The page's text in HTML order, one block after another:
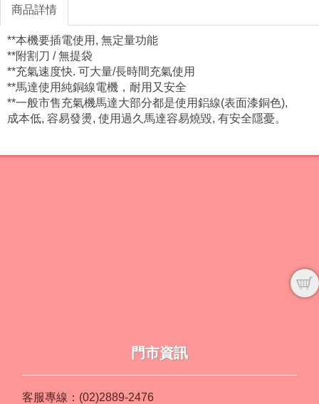
商品詳情
**本機要插電使用, 無定量功能
**附割刀 / 無提袋
**充氣速度快. 可大量/長時間充氣使用
**馬達使用純銅線電機，耐用又安全
**一般市售充氣機馬達大部分都是使用鋁線(表面漆銅色),
成本低, 容易發燙, 使用過久馬達容易燒毀, 有安全隱憂。
門市資訊
客服專線：(02)2889-2476